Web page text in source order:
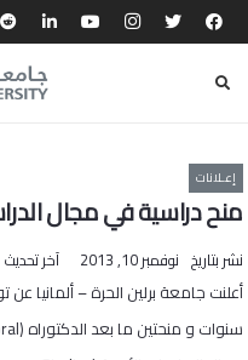
إعـلانات
منح دراسية في مجال
نشر بتاريخ نوفمبر 10, 2013 آخر تحديث
سنوات و منحتين ما بعد الدكتوراه (